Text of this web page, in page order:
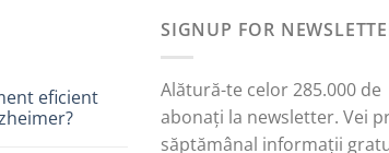
eficient
SIGNUP FOR
Alătură-te celor 285.000 de
abonați la newsletter. Vei
săptămânal informații